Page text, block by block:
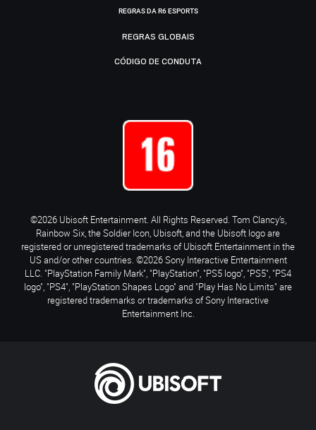
REGRAS DA R6 ESPORTS
REGRAS GLOBAIS
CÓDIGO DE CONDUTA
©2026 Ubisoft Entertainment. All Rights Reserved. Tom Clancy’s,
Rainbow Six, the Soldier Icon, Ubisoft, and the Ubisoft logo are
registered or unregistered trademarks of Ubisoft Entertainment in the
US and/or other countries. ©2026 Sony Interactive Entertainment
LLC. "PlayStation Family Mark", "PlayStation", "PS5 logo", "PS5", "PS4
logo", "PS4", "PlayStation Shapes Logo" and "Play Has No Limits" are
registered trademarks or trademarks of Sony Interactive
Entertainment Inc.